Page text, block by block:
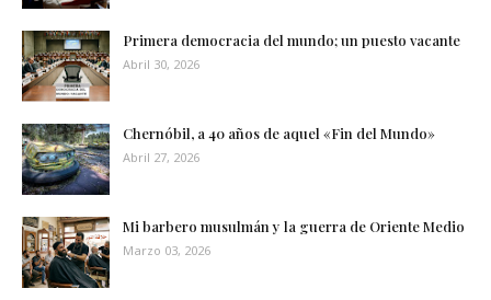
Primera democracia del mundo; un puesto vacante
Abril 30, 2026
Chernóbil, a 40 años de aquel «Fin del Mundo»
Abril 27, 2026
Mi barbero musulmán y la guerra de Oriente Medio
Marzo 03, 2026